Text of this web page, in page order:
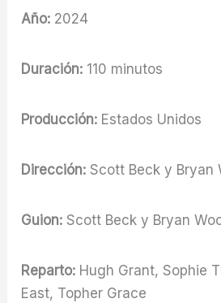
Año: 2024
Duración: 110 minutos
Producción: Estados Unidos
Dirección: Scott Beck y Bryan
Guion: Scott Beck y Bryan
Reparto: Hugh Grant, Sophie
East, Topher Grace